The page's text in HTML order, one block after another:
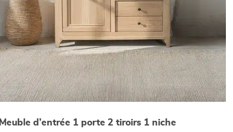
Meuble d’entrée 1 porte 2 tiroirs 1 niche